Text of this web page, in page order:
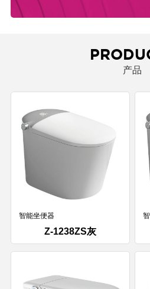
产品
智能坐便器
Z-1238ZS灰